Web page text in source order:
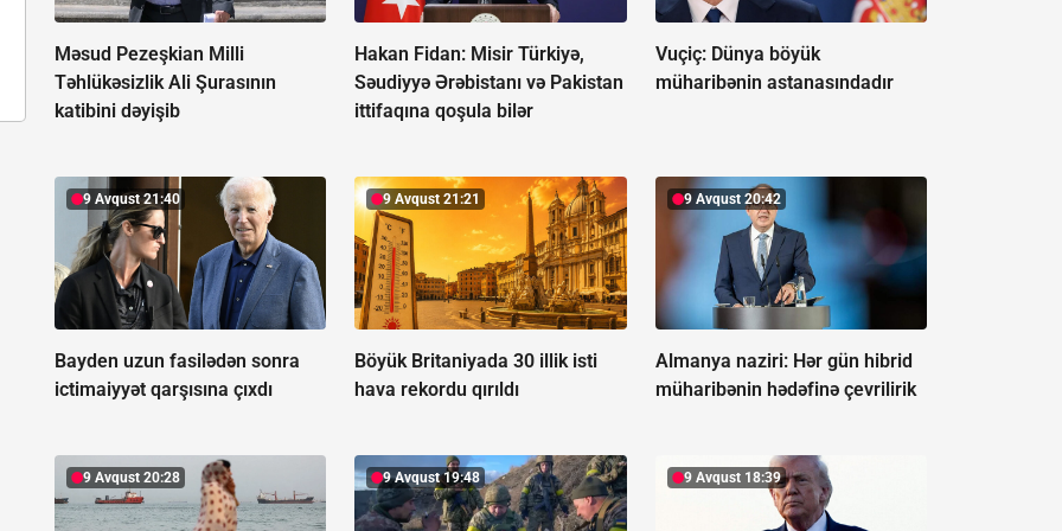
Məsud Pezeşkian Milli
Təhlükəsizlik Ali Şurasının
katibini dəyişib
Hakan Fidan: Misir Türkiyə,
Səudiyyə Ərəbistanı və Pakistan
ittifaqına qoşula bilər
Vuçiç: Dünya böyük
müharibənin astanasındadır
9 Avqust 21:40
Bayden uzun fasilədən sonra
ictimaiyyət qarşısına çıxdı
9 Avqust 21:21
Böyük Britaniyada 30 illik isti
hava rekordu qırıldı
9 Avqust 20:42
Almanya naziri: Hər gün hibrid
müharibənin hədəfinə çevrilirik
9 Avqust 20:28 9 Avqust 19:48 9 Avqust 18:39